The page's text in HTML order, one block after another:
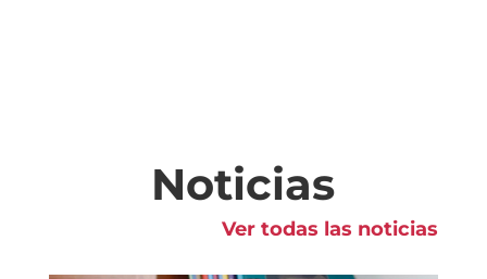
Noticias
Ver todas las noticias